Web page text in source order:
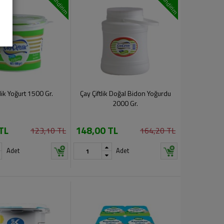
indirim
Yoğurt 1500 Gr.
123,10 TL
Adet
indirim
Çay Çiftlik Doğal Bidon Yoğurdu
2000 Gr.
148,00 TL 164,20 TL
Adet